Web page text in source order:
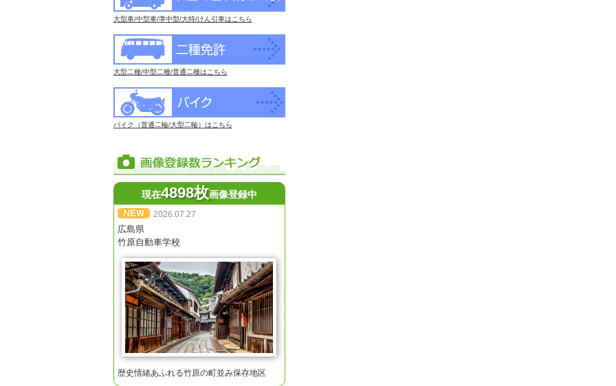
大型車/中型車/準中型/大特/けん引車はこちら
大型二種/中型二種/普通二種はこちら
バイク（普通二輪/大型二輪）はこちら
現在4898枚画像登録中
2026.07.27
広島県
竹原自動車学校
歴史情緒あふれる竹原の町並み保存地区